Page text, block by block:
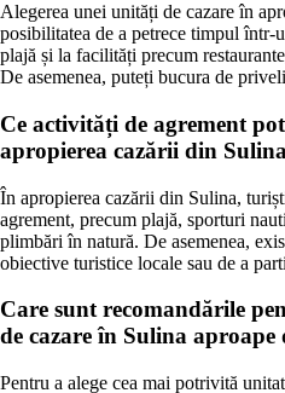
Alegerea unei unități de cazare în
posibilitatea de a petrece timpul într-
plajă și la facilități precum
De asemenea, puteți bucura de
Ce activități de agrement
apropierea cazării din
În apropierea cazării din Sulina,
agrement, precum plajă, sporturi
plimbări în natură. De asemenea,
obiective turistice locale sau de a
Care sunt recomandările
de cazare în Sulina aproape
Pentru a alege cea mai potrivită